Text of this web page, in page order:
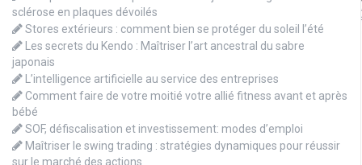
sclérose en plaques dévoilés
Stores extérieurs : comment bien se protéger du soleil l’été
Les secrets du Kendo : Maîtriser l’art ancestral du sabre
japonais
L’intelligence artificielle au service des entreprises
Comment faire de votre moitié votre allié fitness avant et après
bébé
SOF, défiscalisation et investissement: modes d’emploi
Maîtriser le swing trading : stratégies dynamiques pour réussir
sur le marché des actions